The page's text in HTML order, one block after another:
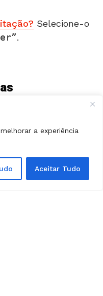
a experiência
Aceitar Tudo